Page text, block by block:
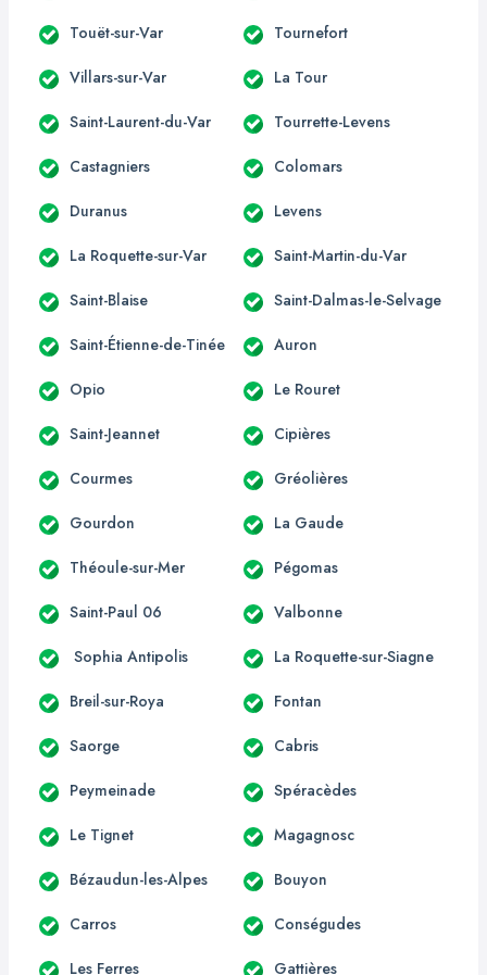
Touët-sur-Var Tournefort
Villars-sur-Var La Tour
Saint-Laurent-du-Var Tourrette-Levens
Castagniers Colomars
Duranus Levens
La Roquette-sur-Var Saint-Martin-du-Var
Saint-Blaise Saint-Dalmas-le-Selvage
Saint-Étienne-de-Tinée Auron
Opio Le Rouret
Saint-Jeannet Cipières
Courmes Gréolières
Gourdon La Gaude
Théoule-sur-Mer Pégomas
Saint-Paul 06 Valbonne
Sophia Antipolis La Roquette-sur-Siagne
Breil-sur-Roya Fontan
Saorge Cabris
Peymeinade Spéracèdes
Le Tignet Magagnosc
Bézaudun-les-Alpes Bouyon
Carros Conségudes
Les Ferres Gattières